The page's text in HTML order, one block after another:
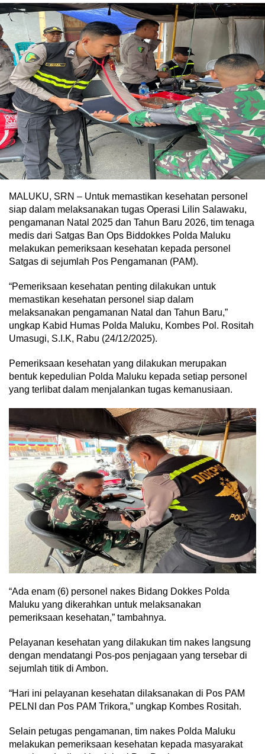
MALUKU, SRN – Untuk memastikan kesehatan personel
siap dalam melaksanakan tugas Operasi Lilin Salawaku,
pengamanan Natal 2025 dan Tahun Baru 2026, tim tenaga
medis dari Satgas Ban Ops Biddokkes Polda Maluku
melakukan pemeriksaan kesehatan kepada personel
Satgas di sejumlah Pos Pengamanan (PAM).
“Pemeriksaan kesehatan penting dilakukan untuk
memastikan kesehatan personel siap dalam
melaksanakan pengamanan Natal dan Tahun Baru,”
ungkap Kabid Humas Polda Maluku, Kombes Pol. Rositah
Umasugi, S.I.K, Rabu (24/12/2025).
Pemeriksaan kesehatan yang dilakukan merupakan
bentuk kepedulian Polda Maluku kepada setiap personel
yang terlibat dalam menjalankan tugas kemanusiaan.
“Ada enam (6) personel nakes Bidang Dokkes Polda
Maluku yang dikerahkan untuk melaksanakan
pemeriksaan kesehatan,” tambahnya.
Pelayanan kesehatan yang dilakukan tim nakes langsung
dengan mendatangi Pos-pos penjagaan yang tersebar di
sejumlah titik di Ambon.
“Hari ini pelayanan kesehatan dilaksanakan di Pos PAM
PELNI dan Pos PAM Trikora,” ungkap Kombes Rositah.
Selain petugas pengamanan, tim nakes Polda Maluku
melakukan pemeriksaan kesehatan kepada masyarakat